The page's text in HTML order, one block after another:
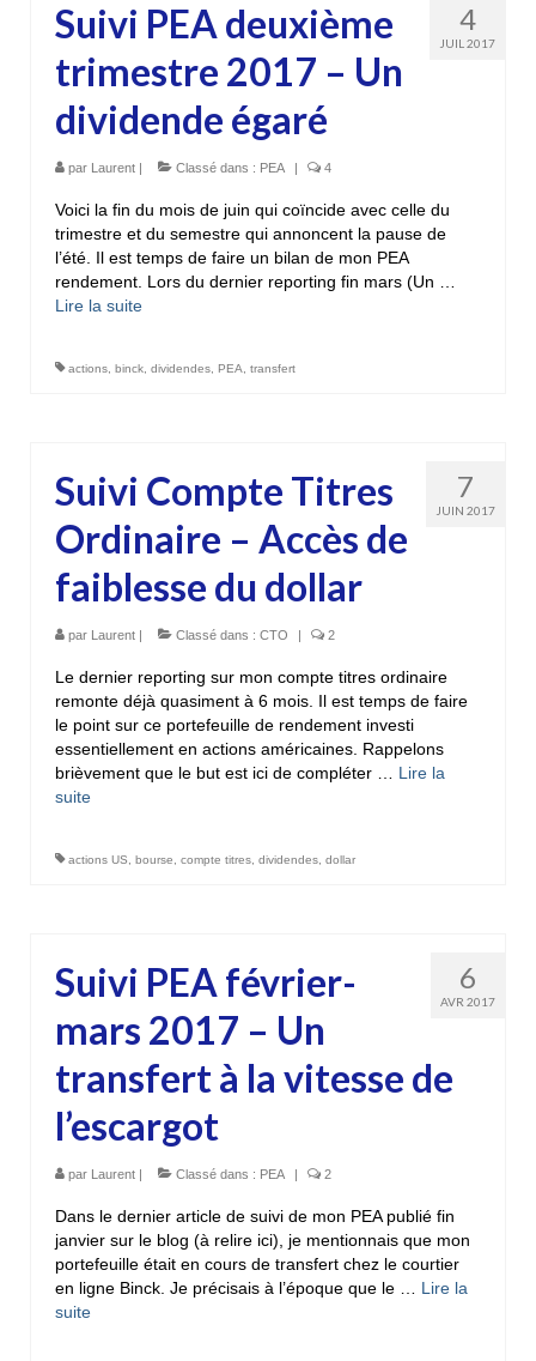
4
JUIL 2017
Suivi PEA deuxième
trimestre 2017 – Un
dividende égaré
par Laurent | Classé dans : PEA | 4
Voici la fin du mois de juin qui coïncide avec celle du
trimestre et du semestre qui annoncent la pause de
l’été. Il est temps de faire un bilan de mon PEA
rendement. Lors du dernier reporting fin mars (Un …
Lire la suite­­
actions binck dividendes PEA transfert
7
JUIN 2017
Suivi Compte Titres
Ordinaire – Accès de
faiblesse du dollar
par Laurent | Classé dans : CTO | 2
Le dernier reporting sur mon compte titres ordinaire
remonte déjà quasiment à 6 mois. Il est temps de faire
le point sur ce portefeuille de rendement investi
essentiellement en actions américaines. Rappelons
brièvement que le but est ici de compléter … Lire la
suite­­
actions US bourse compte titres dividendes dollar
6
AVR 2017
Suivi PEA février-
mars 2017 – Un
transfert à la vitesse de
l’escargot
par Laurent | Classé dans : PEA | 2
Dans le dernier article de suivi de mon PEA publié fin
janvier sur le blog (à relire ici), je mentionnais que mon
portefeuille était en cours de transfert chez le courtier
en ligne Binck. Je précisais à l’époque que le … Lire la
suite­­